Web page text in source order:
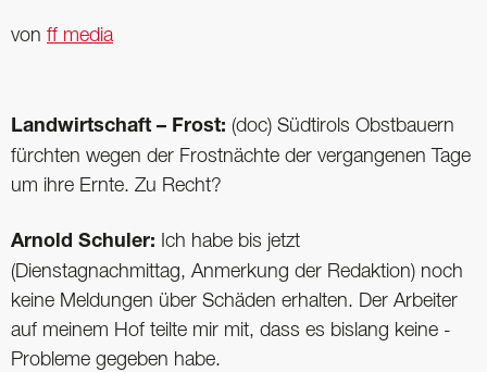
von ff media
Landwirtschaft – Frost: (doc) Südtirols Obstbauern
fürchten wegen der Frost­nächte der vergangenen Tage
um ihre Ernte. Zu Recht?
Arnold Schuler:
Ich habe bis jetzt
(Dienstagnachmittag, ­Anmerkung der Redaktion) noch
keine Meldungen über Schäden erhalten. Der Arbeiter
auf meinem Hof teilte mir mit, dass es bislang keine ­
Probleme gegeben habe.